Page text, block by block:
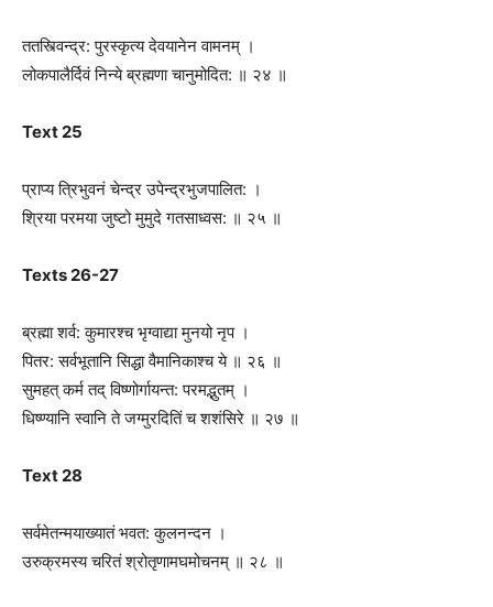
ततस्त्विन्द्र: पुरस्कृत्य देवयानेन वामनम् ।
लोकपालैर्दिवं निन्ये ब्रह्मणा चानुमोदित: ॥ २४ ॥
Text 25
प्राप्य त्रिभुवनं चेन्द्र उपेन्द्रभुजपालित: ।
श्रिया परमया जुष्टो मुमुदे गतसाध्वस: ॥ २५ ॥
Texts 26-27
ब्रह्मा शर्व: कुमारश्च भृग्वाद्या मुनयो नृप ।
पितर: सर्वभूतानि सिद्धा वैमानिकाश्च ये ॥ २६ ॥
सुमहत् कर्म तद् विष्णोर्गायन्त: परमद्भ‍ुतम् ।
धिष्ण्यानि स्वानि ते जग्मुरदितिं च शशंसिरे ॥ २७ ॥
Text 28
सर्वमेतन्मयाख्यातं भवत: कुलनन्दन ।
उरुक्रमस्य चरितं श्रोतृणामघमोचनम् ॥ २८ ॥